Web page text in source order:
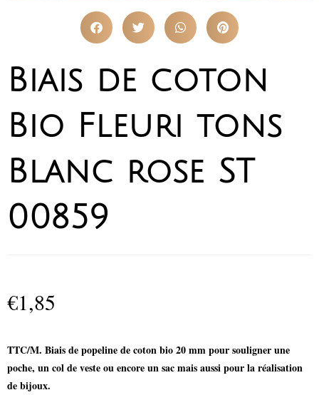
Biais de coton
Bio Fleuri tons
Blanc rose ST
00859
€1,85
TTC/M. Biais de popeline de coton bio 20 mm pour souligner une
poche, un col de veste ou encore un sac mais aussi pour la réalisation
de bijoux.